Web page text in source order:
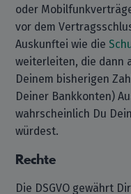
oder
vor dem
Auskunftei wie die
weiterleiten, die dann
Deinem bisherigen
Deiner Bankkonten)
wahrscheinlich Du
würdest.
Rechte
Die DSGVO gewährt